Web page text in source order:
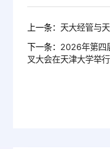
上一条： 天大经管与
下一条： 2026年第四
叉大会在天津大学举行